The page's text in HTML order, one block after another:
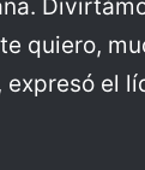
quiero,
expresó el